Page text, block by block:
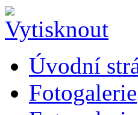
Úvodní
Fotogalerie